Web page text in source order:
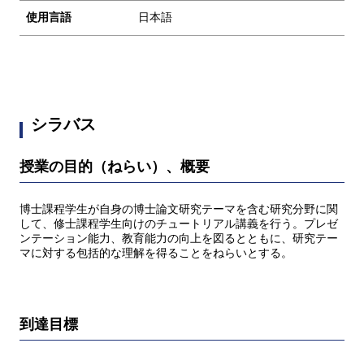
使用言語 日本語
シラバス
授業の目的（ねらい）、概要
博士課程学生が自身の博士論文研究テーマを含む研究分野に関
して、修士課程学生向けのチュートリアル講義を行う。プレゼ
ンテーション能力、教育能力の向上を図るとともに、研究テー
マに対する包括的な理解を得ることをねらいとする。
到達目標